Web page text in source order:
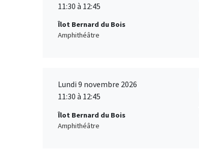
11:30 à 12:45
Îlot Bernard du Bois
Amphithéâtre
Lundi 9 novembre 2026
11:30 à 12:45
Îlot Bernard du Bois
Amphithéâtre